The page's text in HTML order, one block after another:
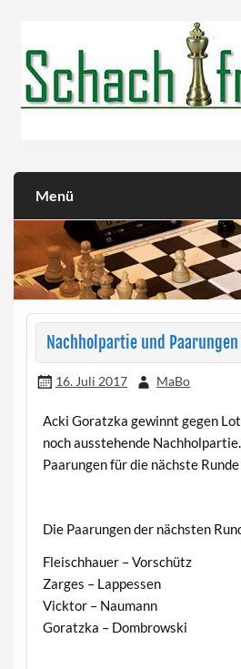
Menü
Nachholpartie und Paarungen
16. Juli 2017 MaBo
Acki Goratzka gewinnt gegen
noch ausstehende
Paarungen für die nächste
Die Paarungen der nächsten
Fleischhauer – Vorschütz
Zarges – Lappessen
Vicktor – Naumann
Goratzka – Dombrowski